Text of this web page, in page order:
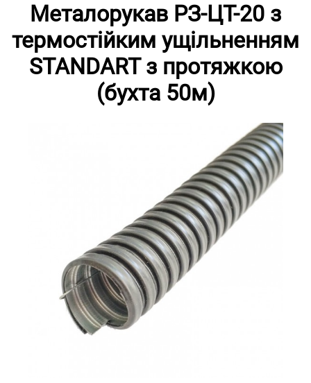
Металорукав РЗ-ЦТ-20 з
термостійким ущільненням
STANDART з протяжкою
(бухта 50м)